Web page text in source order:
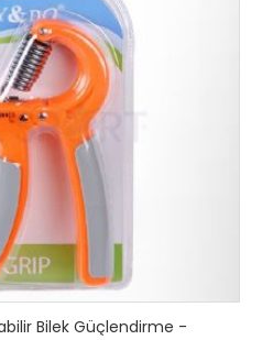
Bilek Güçlendirme -